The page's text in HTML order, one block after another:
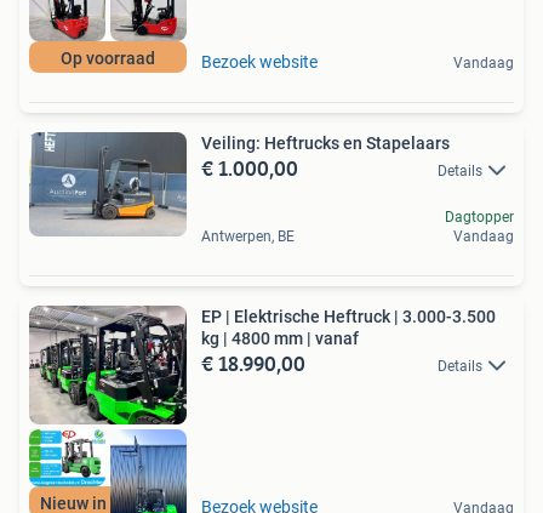
Op voorraad Bezoek website Vandaag
Veiling: Heftrucks en Stapelaars
€ 1.000,00 Details
Antwerpen, BE
Dagtopper
Vandaag
Nieuw in 3500 kg!
EP | Elektrische Heftruck | 3.000-3.500
kg | 4800 mm | vanaf
€ 18.990,00 Details
Bezoek website Vandaag